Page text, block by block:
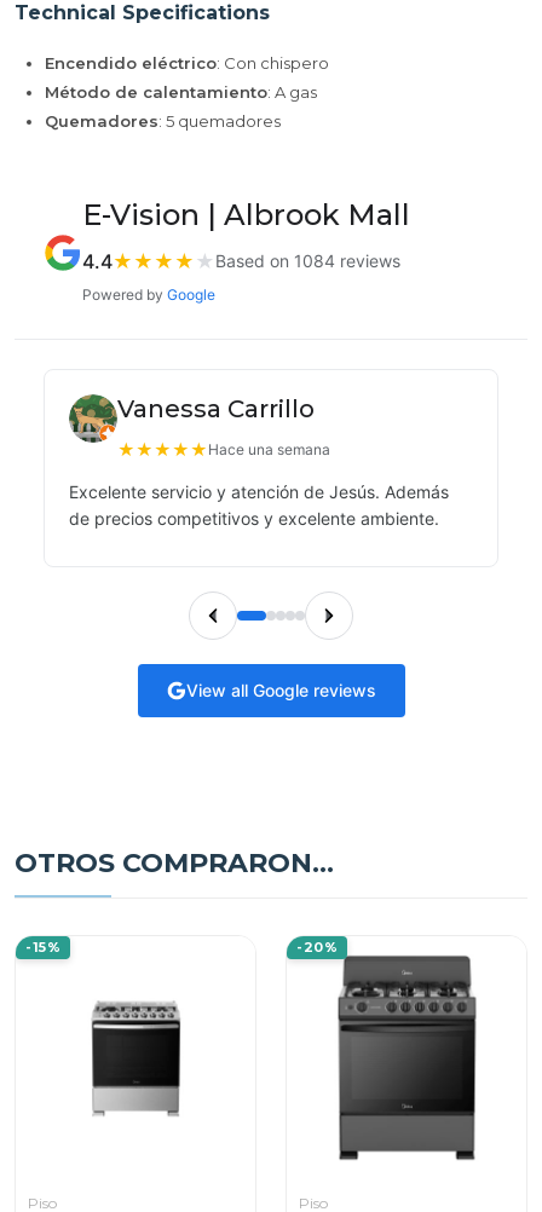
Technical Specifications
Encendido eléctrico: Con chispero
Método de calentamiento: A gas
Quemadores: 5 quemadores
E-Vision | Albrook Mall
4.4★ ★ ★ ★ ★ Based on 1084 reviews
Powered by Google
Vanessa Carrillo
★★★★★ Hace una semana
Excelente servicio y atención de Jesús. Además
de precios competitivos y excelente ambiente.
View all Google reviews
OTROS COMPRARON...
-15%
Piso
-20%
Piso